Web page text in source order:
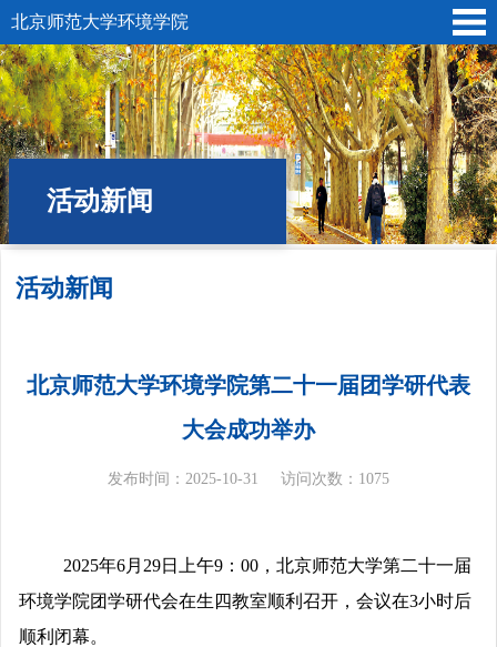
北京师范大学环境学院
活动新闻
活动新闻
位置: 首页 »学生园地» 活动新闻
北京师范大学环境学院第二十一届团学研代表
大会成功举办
发布时间：2025-10-31 访问次数： 1075
2025年6月29日上午9：00，北京师范大学第二十一届
环境学院团学研代会在生四教室顺利召开，会议在3小时后
顺利闭幕。